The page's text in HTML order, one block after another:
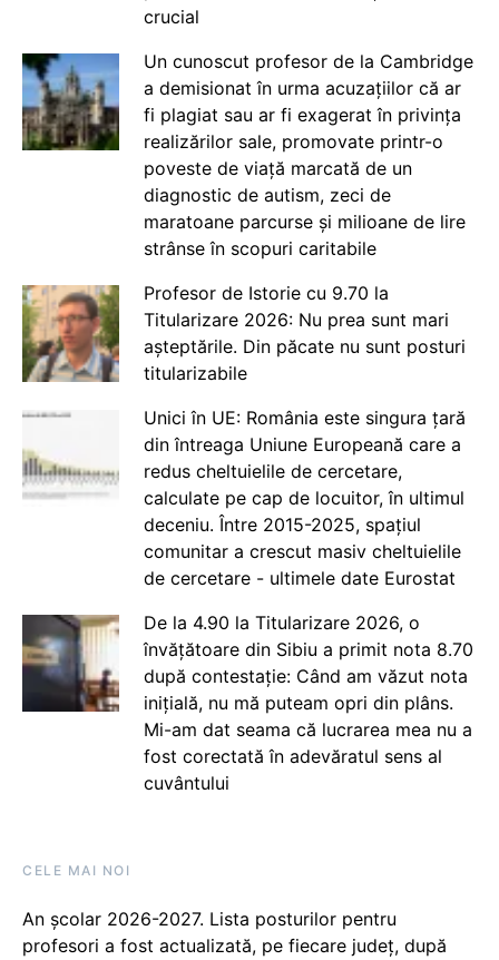
crucial
Un cunoscut profesor de la Cambridge
a demisionat în urma acuzațiilor că ar
fi plagiat sau ar fi exagerat în privința
realizărilor sale, promovate printr-o
poveste de viață marcată de un
diagnostic de autism, zeci de
maratoane parcurse și milioane de lire
strânse în scopuri caritabile
Profesor de Istorie cu 9.70 la
Titularizare 2026: Nu prea sunt mari
așteptările. Din păcate nu sunt posturi
titularizabile
Unici în UE: România este singura țară
din întreaga Uniune Europeană care a
redus cheltuielile de cercetare,
calculate pe cap de locuitor, în ultimul
deceniu. Între 2015-2025, spațiul
comunitar a crescut masiv cheltuielile
de cercetare - ultimele date Eurostat
De la 4.90 la Titularizare 2026, o
învățătoare din Sibiu a primit nota 8.70
după contestație: Când am văzut nota
inițială, nu mă puteam opri din plâns.
Mi-am dat seama că lucrarea mea nu a
fost corectată în adevăratul sens al
cuvântului
CELE MAI NOI
An școlar 2026-2027. Lista posturilor pentru
profesori a fost actualizată, pe fiecare județ, după